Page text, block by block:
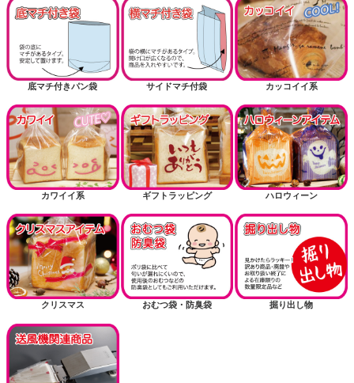
底マチ付きパン袋 サイドマチ付袋 カッコイイ系
カワイイ系 ギフトラッピング ハロウィーン
クリスマス おむつ袋・防臭袋 掘り出し物